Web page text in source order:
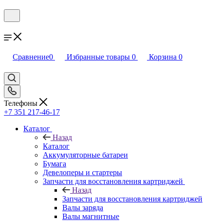
Сравнение0 Избранные товары 0 Корзина 0
Телефоны
+7 351 217-46-17
Каталог
Назад
Каталог
Аккумуляторные батареи
Бумага
Девелоперы и стартеры
Запчасти для восстановления картриджей
Назад
Запчасти для восстановления картриджей
Валы заряда
Валы магнитные